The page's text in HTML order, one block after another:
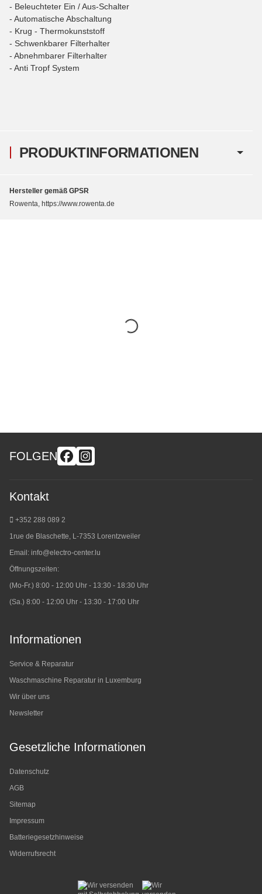
PRODUKTINFORMATIONEN
- Beleuchteter Ein / Aus-Schalter
- Automatische Abschaltung
- Krug - Thermokunststoff
- Schwenkbarer Filterhalter
- Abnehmbarer Filterhalter
- Anti Tropf System
Hersteller gemäß GPSR
Rowenta, https://www.rowenta.de
FOLGEN
Kontakt
+352 288 089 2
1rue de Blaschette, L-7353 Lorentzweiler
Email: info@electro-center.lu
Öffnungszeiten:
(Mo-Fr.) 8:00 - 12:00 Uhr - 13:30 - 18:30 Uhr
(Sa.) 8:00 - 12:00 Uhr - 13:30 - 17:00 Uhr
Informationen
Service & Reparatur
Waschmaschine Reparatur in Luxemburg
Wir über uns
Newsletter
Gesetzliche Informationen
Datenschutz
AGB
Sitemap
Impressum
Batteriegesetzhinweise
Widerrufsrecht